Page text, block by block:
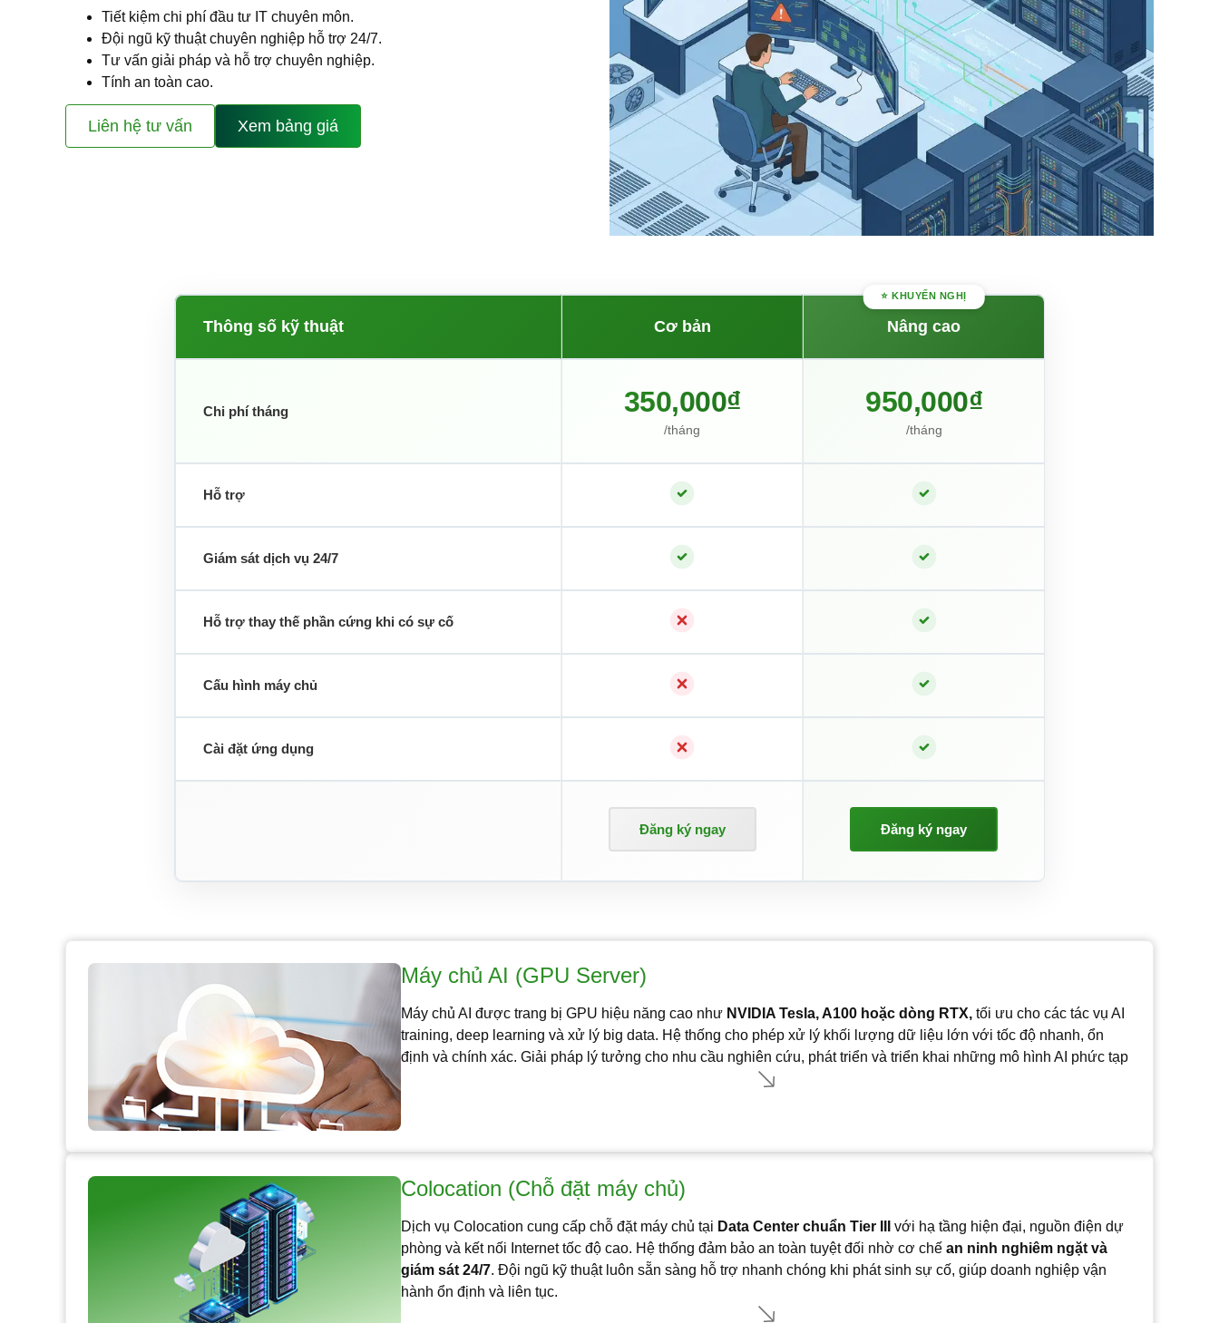
Tiết kiệm chi phí đầu tư IT chuyên môn.
Đội ngũ kỹ thuật chuyên nghiệp hỗ trợ 24/7.
Tư vấn giải pháp và hỗ trợ chuyên nghiệp.
Tính an toàn cao.
Liên hệ tư vấn Xem bảng giá
Thông số kỹ thuật Cơ bản Nâng cao
Chi phí tháng 350,000₫
/tháng
950,000₫
/tháng
Hỗ trợ
Giám sát dịch vụ 24/7
Hỗ trợ thay thế phần cứng khi có sự cố
Cấu hình máy chủ
Cài đặt ứng dụng
Đăng ký ngay Đăng ký ngay
Máy chủ AI (GPU Server)
Máy chủ AI được trang bị GPU hiệu năng cao như NVIDIA Tesla, A100 hoặc dòng RTX, tối ưu cho các tác vụ AI
training, deep learning và xử lý big data. Hệ thống cho phép xử lý khối lượng dữ liệu lớn với tốc độ nhanh, ổn
định và chính xác. Giải pháp lý tưởng cho nhu cầu nghiên cứu, phát triển và triển khai những mô hình AI phức tạp
Colocation (Chỗ đặt máy chủ)
Dịch vụ Colocation cung cấp chỗ đặt máy chủ tại Data Center chuẩn Tier III
với hạ tầng hiện đại, nguồn điện dự
phòng và kết nối Internet tốc độ cao. Hệ thống đảm bảo an toàn tuyệt đối nhờ cơ chế an ninh nghiêm ngặt và
giám sát 24/7. Đội ngũ kỹ thuật luôn sẵn sàng hỗ trợ nhanh chóng khi phát sinh sự cố, giúp doanh nghiệp vận
hành ổn định và liên tục.